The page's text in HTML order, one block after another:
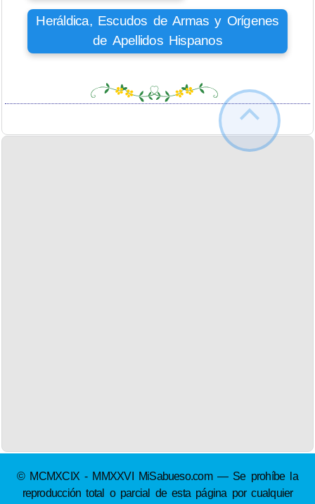
Heráldica, Escudos de Armas y Orígenes
de Apellidos Hispanos
© MCMXCIX - MMXXVI MiSabueso.com — Se prohíbe la
reproducción total o parcial de esta página por cualquier